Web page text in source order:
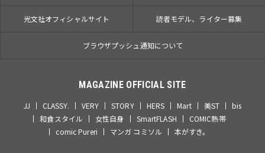
光文社オフィシャルサイト 読者モデル、ライター募集
ブラウザプッシュ通知について
MAGAZINE OFFICIAL SITE
JJ CLASSY. VERY STORY HERS Mart 美ST
bis
和食スタイル
女性自身 SmartFLASH
COMIC熱帯
comic Pureri
マンガ コミソル 本がすき。